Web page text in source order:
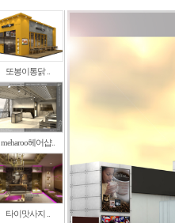
또봉이통닭 ..
meharoo헤어샵..
타이맛사지 ..